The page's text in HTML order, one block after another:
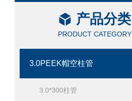
产品分类
PRODUCT CATEGORY
3.0PEEK帽空柱管
3.0*300柱管